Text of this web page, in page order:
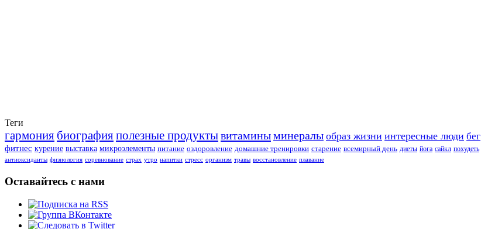
Теги
гармония биографияполезные продуктывитаминыминералы образ жизни интересные люди бег
фитнес курение выставка микроэлементы питание оздоровление домашние тренировки старение всемирный день диеты йога сайкл похудеть
антиоксиданты физиология соревнование страх утро напитки стресс организм травы восстановление плавание
Оставайтесь с нами